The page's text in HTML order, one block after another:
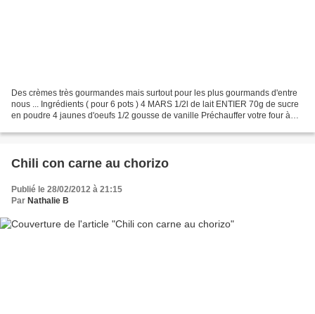
Des crèmes très gourmandes mais surtout pour les plus gourmands d'entre
nous ... Ingrédients ( pour 6 pots ) 4 MARS 1/2l de lait ENTIER 70g de sucre
en poudre 4 jaunes d'oeufs 1/2 gousse de vanille Préchauffer votre four à
Chili con carne au chorizo
Publié le 28/02/2012 à 21:15
Par Nathalie B